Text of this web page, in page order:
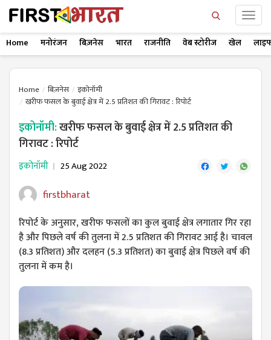
Home मनोरंजन बिज़नेस भारत राजनीति वेब स्टोरीज खेल
Home बिज़नेस
इकोनॉमी
खरीफ फसल के बुवाई क्षेत्र में 2.5 प्रतिशत की गिरावट : रिपोर्ट
इकोनॉमी:खरीफ फसल के बुवाई क्षेत्र में 2.5 प्रतिशत की
गिरावट : रिपोर्ट
इकोनॉमी 25 Aug 2022
firstbharat
रिपोर्ट के अनुसार, खरीफ फसलों का कुल बुवाई क्षेत्र लगातार गिर रहा
है और पिछले वर्ष की तुलना में 2.5 प्रतिशत की गिरावट आई है। चावल
(8.3 प्रतिशत) और दलहन (5.3 प्रतिशत) का बुवाई क्षेत्र पिछले वर्ष की
तुलना में कम है।